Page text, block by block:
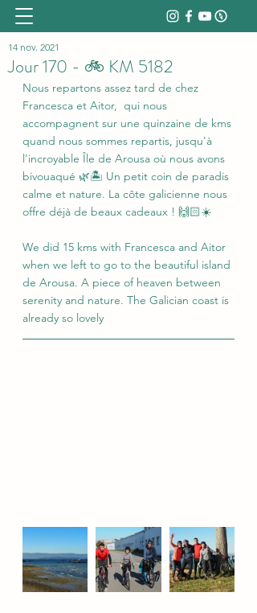
Jour 170 - 🚲 KM 5182
14 nov. 2021
Nous repartons assez tard de chez
Francesca et Aitor,  qui nous
accompagnent sur une quinzaine de kms
quand nous sommes repartis, jusqu'à
l'incroyable Île de Arousa où nous avons
bivouaqué 🌿🏝️ Un petit coin de paradis
calme et nature. La côte galicienne nous
offre déjà de beaux cadeaux ! 🙌🏻☀️
We did 15 kms with Francesca and Aitor
when we left to go to the beautiful island
de Arousa. A piece of heaven between
serenity and nature. The Galician coast is
already so lovely